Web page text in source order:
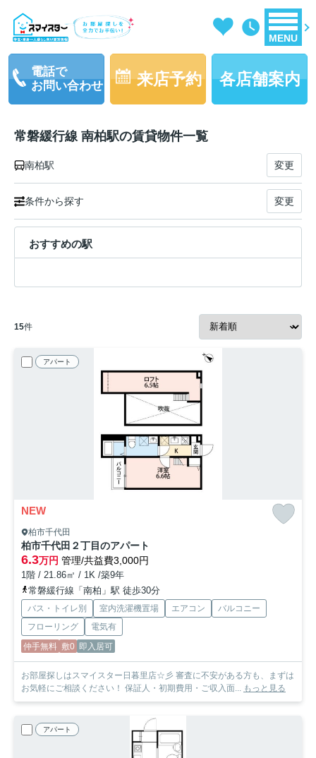
MENU
電話で
お問い合わせ
来店予約 各店舗案内
常磐緩行線 南柏駅の賃貸物件一覧
南柏駅 変更
条件から探す 変更
おすすめの駅
15件
アパート
NEW
柏市千代田
柏市千代田２丁目のアパート
6.3万円 管理/共益費3,000円
1階 / 21.86㎡ / 1K /築9年
常磐緩行線「南柏」駅 徒歩30分
バス・トイレ別 室内洗濯機置場 エアコン
バルコニー
フローリング
電気有
仲手無料 敷0 即入居可
お部屋探しはスマイスター日暮里店☆彡 審査に不安がある方も、まずは
お気軽にご相談ください！ 保証人・初期費用・ご収入面... もっと見る
アパート